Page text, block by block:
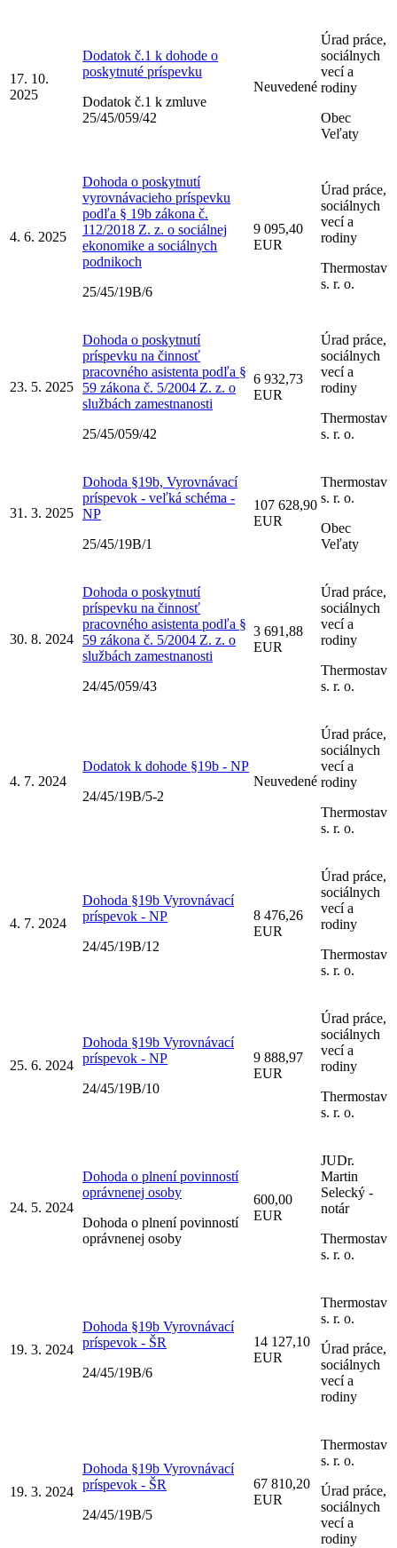
17. 10.
2025
Dodatok č.1 k dohode o
poskytnuté príspevku
Dodatok č.1 k zmluve
25/45/059/42
Neuvedené
Úrad práce,
sociálnych
vecí a
rodiny
Obec
Veľaty
4. 6. 2025
Dohoda o poskytnutí
vyrovnávacieho príspevku
podľa § 19b zákona č.
112/2018 Z. z. o sociálnej
ekonomike a sociálnych
podnikoch
25/45/19B/6
9 095,40
EUR
Úrad práce,
sociálnych
vecí a
rodiny
Thermostav
s. r. o.
23. 5. 2025
Dohoda o poskytnutí
príspevku na činnosť
pracovného asistenta podľa §
59 zákona č. 5/2004 Z. z. o
službách zamestnanosti
25/45/059/42
6 932,73
EUR
Úrad práce,
sociálnych
vecí a
rodiny
Thermostav
s. r. o.
31. 3. 2025
Dohoda §19b, Vyrovnávací
príspevok - veľká schéma -
NP
25/45/19B/1
107 628,90
EUR
Thermostav
s. r. o.
Obec
Veľaty
30. 8. 2024
Dohoda o poskytnutí
príspevku na činnosť
pracovného asistenta podľa §
59 zákona č. 5/2004 Z. z. o
službách zamestnanosti
24/45/059/43
3 691,88
EUR
Úrad práce,
sociálnych
vecí a
rodiny
Thermostav
s. r. o.
4. 7. 2024
Dodatok k dohode §19b - NP
24/45/19B/5-2
Neuvedené
Úrad práce,
sociálnych
vecí a
rodiny
Thermostav
s. r. o.
4. 7. 2024
Dohoda §19b Vyrovnávací
príspevok - NP
24/45/19B/12
8 476,26
EUR
Úrad práce,
sociálnych
vecí a
rodiny
Thermostav
s. r. o.
25. 6. 2024
Dohoda §19b Vyrovnávací
príspevok - NP
24/45/19B/10
9 888,97
EUR
Úrad práce,
sociálnych
vecí a
rodiny
Thermostav
s. r. o.
24. 5. 2024
Dohoda o plnení povinností
oprávnenej osoby
Dohoda o plnení povinností
oprávnenej osoby
600,00
EUR
JUDr.
Martin
Selecký -
notár
Thermostav
s. r. o.
19. 3. 2024
Dohoda §19b Vyrovnávací
príspevok - ŠR
24/45/19B/6
14 127,10
EUR
Thermostav
s. r. o.
Úrad práce,
sociálnych
vecí a
rodiny
19. 3. 2024
Dohoda §19b Vyrovnávací
príspevok - ŠR
24/45/19B/5
67 810,20
EUR
Thermostav
s. r. o.
Úrad práce,
sociálnych
vecí a
rodiny